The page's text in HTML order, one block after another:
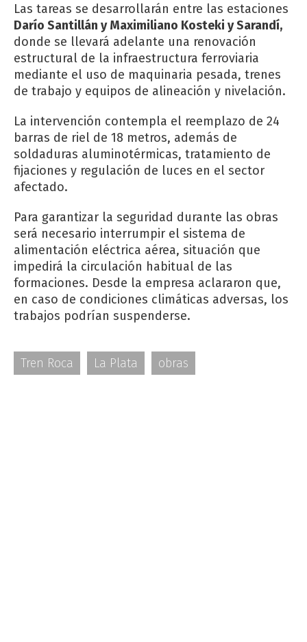
Las tareas se desarrollarán entre las estaciones
Darío Santillán y Maximiliano Kosteki y Sarandí,
donde se llevará adelante una renovación
estructural de la infraestructura ferroviaria
mediante el uso de maquinaria pesada, trenes
de trabajo y equipos de alineación y nivelación.
La intervención contempla el reemplazo de 24
barras de riel de 18 metros, además de
soldaduras aluminotérmicas, tratamiento de
fijaciones y regulación de luces en el sector
afectado.
Para garantizar la seguridad durante las obras
será necesario interrumpir el sistema de
alimentación eléctrica aérea, situación que
impedirá la circulación habitual de las
formaciones. Desde la empresa aclararon que,
en caso de condiciones climáticas adversas, los
trabajos podrían suspenderse.
Tren Roca La Plata obras